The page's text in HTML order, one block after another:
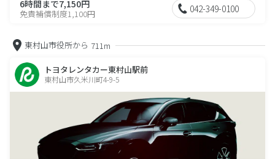
6時間まで7,150円
免責補償制度1,100円 042-349-0100
東村山市役所から 711m
トヨタレンタカー東村山駅前
東村山市久米川町4-9-5